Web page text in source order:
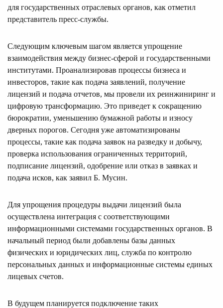
для государственных отраслевых органов, как отметил
представитель пресс-службы.
Следующим ключевым шагом является упрощение
взаимодействия между бизнес-сферой и государственными
институтами. Проанализировав процессы бизнеса и
инвесторов, такие как подача заявлений, получение
лицензий и подача отчетов, мы провели их реинжиниринг и
цифровую трансформацию. Это приведет к сокращению
бюрократии, уменьшению бумажной работы и износу
дверных порогов. Сегодня уже автоматизированы
процессы, такие как подача заявок на разведку и добычу,
проверка использования ограниченных территорий,
подписание лицензий, одобрение или отказ в заявках и
подача исков, как заявил Б. Мусин.
Для упрощения процедуры выдачи лицензий была
осуществлена интеграция с соответствующими
информационными системами государственных органов. В
начальный период были добавлены базы данных
физических и юридических лиц, служба по контролю
персональных данных и информационные системы единых
лицевых счетов.
В будущем планируется подключение таких